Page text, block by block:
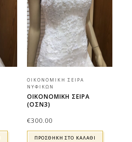
ΟΙΚΟΝΟΜΙΚΉ ΣΕΙΡΆ
ΝΥΦΙΚΏΝ
ΟΙΚΟΝΟΜΙΚΉ ΣΕΙΡΆ
(ΟΣΝ3)
€300.00
ΠΡΟΣΘΉΚΗ ΣΤΟ ΚΑΛΆΘΙ